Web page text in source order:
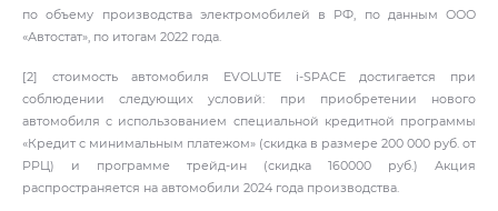
по объему производства электромобилей в РФ, по данным ООО
«Автостат», по итогам 2022 года.
[2] стоимость автомобиля EVOLUTE i‑SPACE достигается при
соблюдении следующих условий: при приобретении нового
автомобиля с использованием специальной кредитной программы
«Кредит с минимальным платежом» (скидка в размере 200 000 руб. от
РРЦ) и программе трейд-ин (скидка 160000 руб.) Акция
распространяется на автомобили 2024 года производства.